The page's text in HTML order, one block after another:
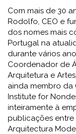
Com mais de 30
Rodolfo, CEO e
dos nomes mais
Portugal na
durante vários
Coordenador de
Arquitetura e
ainda membro da
Institute for
inteiramente à
publicações entre
Arquitectura